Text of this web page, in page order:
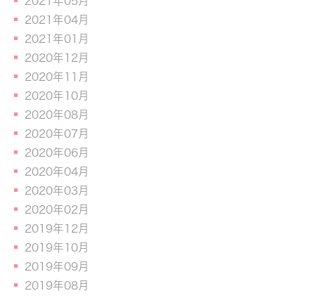
2021年04月
2021年01月
2020年12月
2020年11月
2020年10月
2020年08月
2020年07月
2020年06月
2020年04月
2020年03月
2020年02月
2019年12月
2019年10月
2019年09月
2019年08月